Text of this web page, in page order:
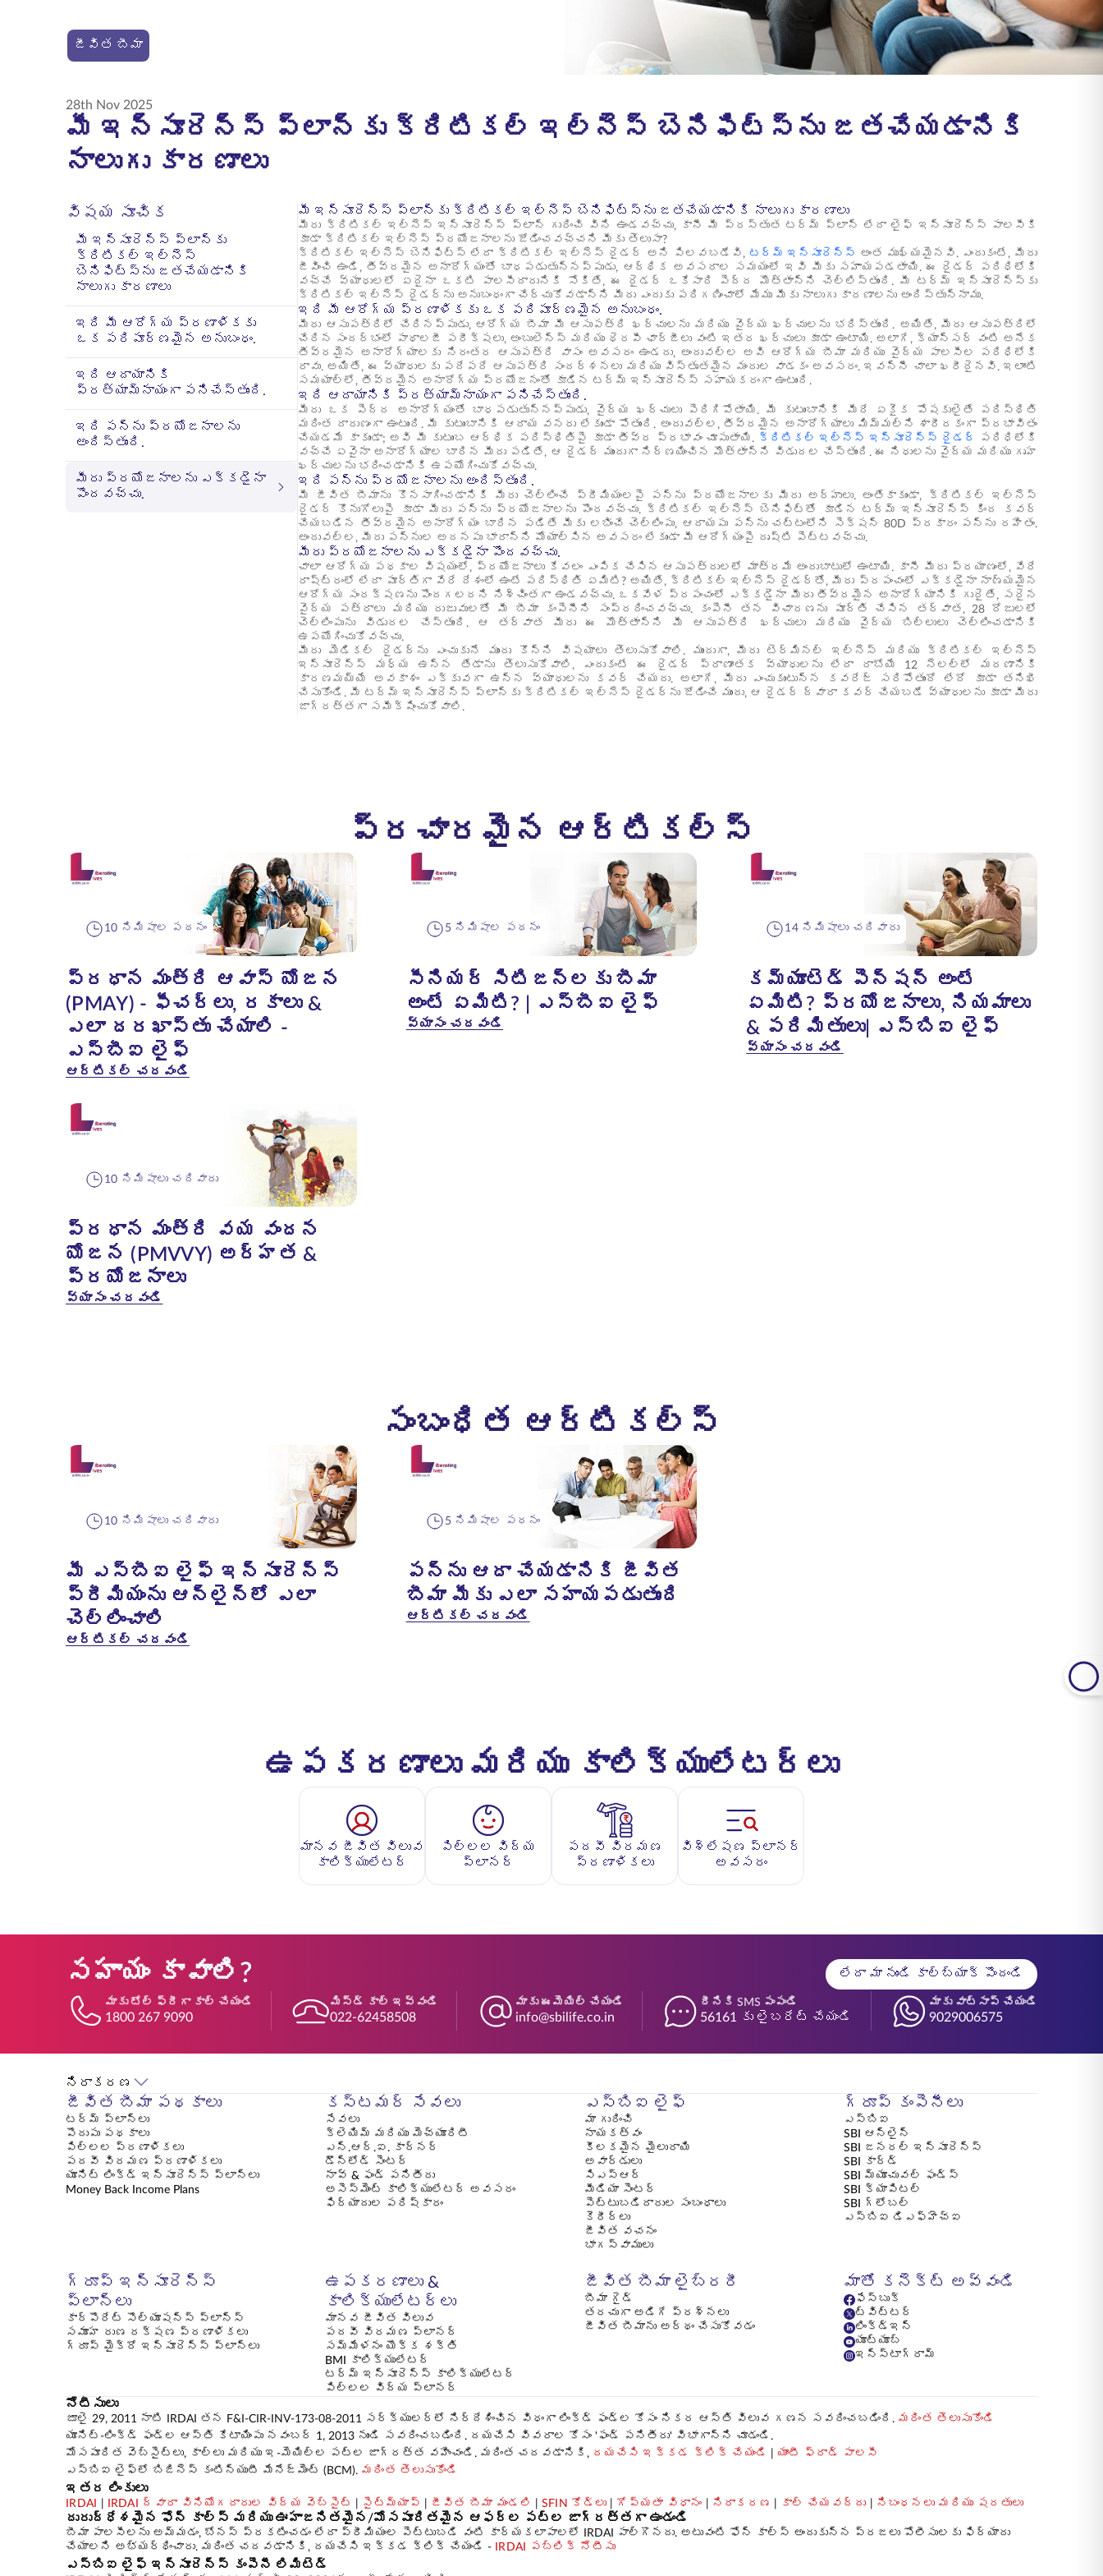
జీవిత బీమా
28th Nov 2025
మీ ఇన్సూరెన్స్ ప్లాన్‌కు క్రిటికల్ ఇల్‌నెస్ బెనిఫిట్స్‌ను జతచేయడానికి
నాలుగు కారణాలు
విషయ సూచిక
మీ ఇన్సూరెన్స్ ప్లాన్‌కు
క్రిటికల్ ఇల్‌నెస్
బెనిఫిట్స్‌ను జతచేయడానికి
నాలుగు కారణాలు
ఇది మీ ఆరోగ్య ప్రణాళికకు
ఒక పరిపూర్ణమైన అనుబంధం.
ఇది ఆదాయానికి
ప్రత్యామ్నాయంగా పనిచేస్తుంది.
ఇది పన్ను ప్రయోజనాలను
అందిస్తుంది.
మీరు ప్రయోజనాలను ఎక్కడైనా
పొందవచ్చు.
మీ ఇన్సూరెన్స్ ప్లాన్‌కు క్రిటికల్ ఇల్‌నెస్ బెనిఫిట్స్‌ను జతచేయడానికి నాలుగు కారణాలు
మీరు క్రిటికల్ ఇల్నెస్ ఇన్సూరెన్స్ ప్లాన్ గురించి విని ఉండవచ్చు, కానీ మీ ప్రస్తుత టర్మ్ ప్లాన్ లేదా లైఫ్ ఇన్సూరెన్స్ పాలసీకి
కూడా క్రిటికల్ ఇల్నెస్ ప్రయోజనాలను జోడించవచ్చని మీకు తెలుసా?
క్రిటికల్ ఇల్నెస్ బెనిఫిట్స్ లేదా క్రిటికల్ ఇల్నెస్ రైడర్ అని పిలవబడేవి, టర్మ్ ఇన్సూరెన్స్ అంత ముఖ్యమైనవి. ఎందుకంటే, మీరు
జీవించి ఉండి, తీవ్రమైన అనారోగ్యంతో బాధపడుతున్నప్పుడు, ఆర్థిక అవసరాల సమయంలో ఇవి మీకు సహాయపడతాయి. ఈ రైడర్ పరిధిలోకి
వచ్చే వ్యాధులలో ఏదైనా ఒకటి పాలసీదారునికి సోకితే, ఈ రైడర్ ఒకేసారి పెద్ద మొత్తాన్ని చెల్లిస్తుంది. మీ టర్మ్ ఇన్సూరెన్స్‌కు
క్రిటికల్ ఇల్నెస్ రైడర్‌ను అనుబంధంగా చేర్చుకోవడాన్ని మీరు ఎందుకు పరిగణించాలో మేము మీకు నాలుగు కారణాలను అందిస్తున్నాము.
ఇది మీ ఆరోగ్య ప్రణాళికకు ఒక పరిపూర్ణమైన అనుబంధం.
మీరు ఆసుపత్రిలో చేరినప్పుడు, ఆరోగ్య బీమా మీ ఆసుపత్రి ఖర్చులను మరియు వైద్య ఖర్చులను భరిస్తుంది. అయితే, మీరు ఆసుపత్రిలో
చేరిన సందర్భంలో పాథాలజీ పరీక్షలు, అంబులెన్స్ మరియు థెరపీ ఛార్జీలు వంటి ఇతర ఖర్చులు కూడా ఉంటాయి. అలాగే, క్యాన్సర్ వంటి అనేక
తీవ్రమైన అనారోగ్యాలకు నిరంతర ఆసుపత్రి వాసం అవసరం ఉండదు, అందువల్ల అవి ఆరోగ్య బీమా మరియు వైద్య పాలసీల పరిధిలోకి
రావు. అయితే, ఈ వ్యాధులకు పదేపదే ఆసుపత్రి సందర్శనలు మరియు విస్తృతమైన మందుల వాడకం అవసరం. ఇవన్నీ చాలా ఖరీదైనవి. ఇలాంటి
సమయాల్లో, తీవ్రమైన అనారోగ్య ప్రయోజనంతో కూడిన టర్మ్ ఇన్సూరెన్స్ సహాయకరంగా ఉంటుంది.
ఇది ఆదాయానికి ప్రత్యామ్నాయంగా పనిచేస్తుంది.
మీరు ఒక పెద్ద అనారోగ్యంతో బాధపడుతున్నప్పుడు, వైద్య ఖర్చులు పెరిగిపోతాయి. మీ కుటుంబానికి మీరే ఏకైక పోషకులైతే పరిస్థితి
మరింత దారుణంగా ఉంటుంది. మీ కుటుంబానికి ఆదాయ వనరు లేకుండా పోతుంది. అందువల్ల, తీవ్రమైన అనారోగ్యాలు మిమ్మల్ని శారీరకంగా ప్రభావితం
చేయడమే కాకుండా; అవి మీ కుటుంబ ఆర్థిక పరిస్థితిపై కూడా తీవ్ర ప్రభావం చూపుతాయి. క్రిటికల్ ఇల్నెస్ ఇన్సూరెన్స్ రైడర్
పరిధిలోకి
వచ్చే ఏవైనా అనారోగ్యాల బారిన మీరు పడితే, ఆ రైడర్ ముందుగా నిర్ణయించిన మొత్తాన్ని విడుదల చేస్తుంది. ఈ నిధులను వైద్య మరియు గృహ
ఖర్చులను భరించడానికి ఉపయోగించుకోవచ్చు.
ఇది పన్ను ప్రయోజనాలను అందిస్తుంది.
మీ జీవిత బీమాను కొనసాగించడానికి మీరు చెల్లించే ప్రీమియంలపై పన్ను ప్రయోజనాలకు మీరు అర్హులు. అంతేకాకుండా, క్రిటికల్ ఇల్నెస్
రైడర్ కొనుగోలుపై కూడా మీరు పన్ను ప్రయోజనాలను పొందవచ్చు. క్రిటికల్ ఇల్నెస్ బెనిఫిట్‌తో కూడిన టర్మ్ ఇన్సూరెన్స్ కింద కవర్
చేయబడిన తీవ్రమైన అనారోగ్యం బారిన పడితే మీకు లభించే చెల్లింపు, ఆదాయపు పన్ను చట్టంలోని సెక్షన్ 80D ప్రకారం పన్ను రహితం.
అందువల్ల, మీరు పన్నుల అదనపు భారాన్ని మోయాల్సిన అవసరం లేకుండా మీ ఆరోగ్యంపై దృష్టి పెట్టవచ్చు.
మీరు ప్రయోజనాలను ఎక్కడైనా పొందవచ్చు.
చాలా ఆరోగ్య పథకాల విషయంలో, ప్రయోజనాలు కేవలం ఎంపిక చేసిన ఆసుపత్రులలో మాత్రమే అందుబాటులో ఉంటాయి. కానీ మీరు ప్రయాణంలో, వేరే
రాష్ట్రంలో లేదా పూర్తిగా వేరే దేశంలో ఉంటే పరిస్థితి ఏమిటి? అయితే, క్రిటికల్ ఇల్‌నెస్ రైడర్‌తో, మీరు ప్రపంచంలో ఎక్కడైనా నాణ్యమైన
ఆరోగ్య సంరక్షణను పొందగలరని నిశ్చింతగా ఉండవచ్చు. ఒకవేళ ప్రపంచంలో ఎక్కడైనా మీరు తీవ్రమైన అనారోగ్యానికి గురైతే, సరైన
వైద్య పత్రాలు మరియు రుజువులతో మీ బీమా కంపెనీని సంప్రదించవచ్చు. కంపెనీ తన విచారణను పూర్తి చేసిన తర్వాత, 28 రోజులలో
చెల్లింపును విడుదల చేస్తుంది. ఆ తర్వాత మీరు ఈ మొత్తాన్ని మీ ఆసుపత్రి ఖర్చులు మరియు వైద్య బిల్లులు చెల్లించడానికి
ఉపయోగించుకోవచ్చు.
మీరు మెడికల్ రైడర్‌ను ఎంచుకునే ముందు కొన్ని విషయాలు తెలుసుకోవాలి. ముందుగా, మీరు టెర్మినల్ ఇల్‌నెస్ మరియు క్రిటికల్ ఇల్‌నెస్
ఇన్సూరెన్స్ మధ్య ఉన్న తేడాను తెలుసుకోవాలి, ఎందుకంటే ఈ రైడర్ ప్రాణాంతక వ్యాధులను లేదా రాబోయే 12 నెలల్లో మరణానికి
కారణమయ్యే అవకాశం ఎక్కువగా ఉన్న వ్యాధులను కవర్ చేయదు. అలాగే, మీరు ఎంచుకుంటున్న కవరేజ్ సరిపోతుందో లేదో కూడా తనిఖీ
చేసుకోండి. మీ టర్మ్ ఇన్సూరెన్స్ ప్లాన్‌కు క్రిటికల్ ఇల్‌నెస్ రైడర్‌ను జోడించే ముందు, ఆ రైడర్ ద్వారా కవర్ చేయబడే వ్యాధులను కూడా మీరు
జాగ్రత్తగా సమీక్షించుకోవాలి.
ప్రచారమైన ఆర్టికల్స్
10 నిమిషాల పఠనం
ప్రధాన మంత్రి ఆవాస్ యోజన
(PMAY) - ఫీచర్లు, రకాలు &
ఎలా దరఖాస్తు చేయాలి -
ఎస్‌బీఐ లైఫ్
ఆర్టికల్ చదవండి
5 నిమిషాల పఠనం
సీనియర్ సిటిజన్లకు బీమా
అంటే ఏమిటి? | ఎస్‌బీఐ లైఫ్
వ్యాసం చదవండి
14 నిమిషాలు చదివారు
కమ్యూటెడ్ పెన్షన్ అంటే
ఏమిటి? ప్రయోజనాలు, నియమాలు
& పరిమితులు| ఎస్‌బిఐ లైఫ్
వ్యాసం చదవండి
10 నిమిషాలు చదివారు
ప్రధాన మంత్రి వయ వందన
యోజన (PMVVY) అర్హత &
ప్రయోజనాలు
వ్యాసం చదవండి
సంబంధిత ఆర్టికల్స్
10 నిమిషాలు చదివారు
మీ ఎస్‌బీఐ లైఫ్ ఇన్సూరెన్స్
ప్రీమియంను ఆన్‌లైన్‌లో ఎలా
చెల్లించాలి
ఆర్టికల్ చదవండి
5 నిమిషాల పఠనం
పన్ను ఆదా చేయడానికి జీవిత
బీమా మీకు ఎలా సహాయపడుతుంది
ఆర్టికల్ చదవండి
ఉపకరణాలు మరియు కాలిక్యులేటర్లు
మానవ జీవిత విలువ
కాలిక్యులేటర్
పిల్లల విద్య
ప్లానర్
పదవీ విరమణ
ప్రణాళికలు
విశ్లేషణ ప్లానర్
అవసరం
సహాయం కావాలి? లేదా మా నుండి కాల్‌బ్యాక్ పొందండి
మాకు టోల్ ఫ్రీగా కాల్ చేయండి
1800 267 9090
మిస్డ్ కాల్ ఇవ్వండి
022-62458508
మాకు ఈమెయిల్ చేయండి
info@sbilife.co.in
దీనికి SMS పంపండి
56161 కు లైబరేట్ చేయండి
మాకు వాట్సాప్ చేయండి
9029006575
నిరాకరణ
జీవిత బీమా పథకాలు
టర్మ్ ప్లాన్లు
పొదుపు పథకాలు
పిల్లల ప్రణాళికలు
పదవీ విరమణ ప్రణాళికలు
యూనిట్ లింక్డ్ ఇన్సూరెన్స్ ప్లాన్లు
Money Back Income Plans
కస్టమర్ సేవలు
సేవలు
క్లెయిమ్ మరియు మెచ్యూరిటీ
ఎన్.ఆర్.ఐ. కార్నర్
డౌన్‌లోడ్ సెంటర్
నావ్ & ఫండ్ పనితీరు
అసెస్‌మెంట్ కాలిక్యులేటర్ అవసరం
ఫిర్యాదుల పరిష్కారం
ఎస్‌బిఐ లైఫ్
మా గురించి
నాయకత్వం
కీలకమైన మైలురాయి
అవార్డులు
సిఎస్ఆర్
మీడియా సెంటర్
పెట్టుబడిదారుల సంబంధాలు
కెరీర్లు
జీవిత వచనం
భాగస్వాములు
గ్రూప్ కంపెనీలు
ఎస్బిఐ
SBI ఆన్‌లైన్
SBI జనరల్ ఇన్సూరెన్స్
SBI కార్డ్
SBI మ్యూచువల్ ఫండ్స్
SBI క్యాపిటల్
SBI గ్లోబల్
ఎస్బిఐ డిఎఫ్హెచ్ఐ
గ్రూప్ ఇన్సూరెన్స్
ప్లాన్లు
కార్పొరేట్ సొల్యూషన్స్ ప్లాన్స్
సమూహ రుణ రక్షణ ప్రణాళికలు
గ్రూప్ మైక్రో ఇన్సూరెన్స్ ప్లాన్‌లు
ఉపకరణాలు &
కాలిక్యులేటర్లు
మానవ జీవిత విలువ
పదవీ విరమణ ప్లానర్
సమ్మేళనం యొక్క శక్తి
BMI కాలిక్యులేటర్
టర్మ్ ఇన్సూరెన్స్ కాలిక్యులేటర్
పిల్లల విద్య ప్లానర్
జీవిత బీమా లైబ్రరీ
బీమా గైడ్
తరచుగా అడిగే ప్రశ్నలు
జీవిత బీమాను అర్థం చేసుకోవడం
మాతో కనెక్ట్ అవ్వండి
ఫేస్బుక్
ట్విట్టర్
లింక్డ్ఇన్
యూట్యూబ్
ఇన్స్టాగ్రామ్
నోటీసులు
జూలై 29, 2011 నాటి IRDAI తన F&I-CIR-INV-173-08-2011 సర్క్యులర్‌లో నిర్దేశించిన విధంగా లింక్డ్ ఫండ్‌ల కోసం నికర ఆస్తి విలువ గణన సవరించబడింది. మరింత తెలుసుకోండి
యూనిట్-లింక్డ్ ఫండ్‌ల ఆస్తి కేటాయింపు నవంబర్ 1, 2013 నుండి సవరించబడింది. దయచేసి వివరాల కోసం 'ఫండ్ పనితీరు' విభాగాన్ని చూడండి.
మోసపూరిత వెబ్‌సైట్‌లు, కాల్‌లు మరియు ఇ-మెయిల్‌ల పట్ల జాగ్రత్త వహించండి. మరింత చదవడానికి, దయచేసి ఇక్కడ క్లిక్ చేయండి |యాంటీ ఫ్రాడ్ పాలసీ
ఎస్‌బిఐ లైఫ్‌లో బిజినెస్ కంటిన్యుటీ మేనేజ్‌మెంట్ (BCM). మరింత తెలుసుకోండి
ఇతర లింకులు
IRDAI IRDAI ద్వారా వినియోగదారుల విద్య వెబ్‌సైట్ సైట్‌మ్యాప్ జీవిత బీమా మండలి SFIN కోడ్‌లు గోప్యతా విధానం నిరాకరణ కాల్ చేయవద్దు నిబంధనలు మరియు షరతులు
దురుద్ధేశమైన ఫోన్ కాల్స్ మరియు ఊహాజనితమైన/మోసపూరితమైన ఆఫర్ల పట్ల జాగ్రత్తగా ఉండండి
బీమా పాలసీలను అమ్మడం, బోనస్ ప్రకటించడం లేదా ప్రీమియంల పెట్టుబడి వంటి కార్యకలాపాలలో IRDAI పాల్గొనదు. అటువంటి ఫోన్ కాల్స్ అందుకున్న ప్రజలు పోలీసులకు ఫిర్యాదు
చేయాలని అభ్యర్థించారు. మరింత చదవడానికి, దయచేసి ఇక్కడ క్లిక్ చేయండి -
IRDAI పబ్లిక్ నోటీసు
ఎస్‌బిఐ లైఫ్ ఇన్సూరెన్స్ కంపెనీ లిమిటెడ్